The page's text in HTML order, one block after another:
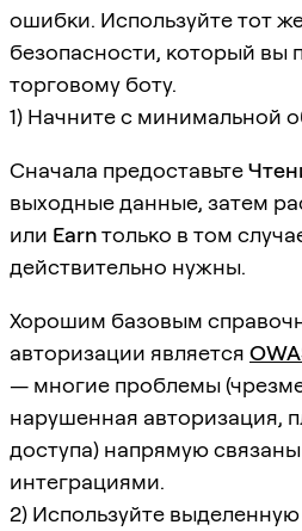
ошибки. Используйте тот
безопасности, который вы
торговому боту.
1) Начните с минимальной
Сначала предоставьте
выходные данные, затем
или Earnтолько в том
действительно нужны.
Хорошим базовым
авторизации является
— многие проблемы
нарушенная авторизация,
доступа) напрямую
интеграциями.
2) Используйте